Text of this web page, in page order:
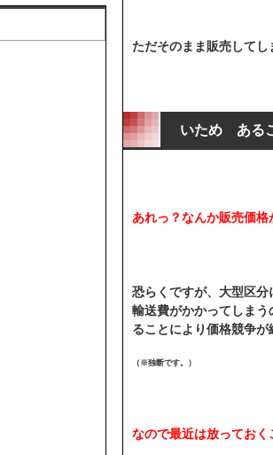
ただそのまま販売して
いため ある
あれっ？なんか販売価格
恐らくですが、大型区
輸送費がかかってしま
ることにより価格競争
（※独断です。）
なので最近は放ってお